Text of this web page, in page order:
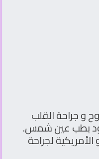
و جراحة القلب
بطب عين شمس.
لجراحة